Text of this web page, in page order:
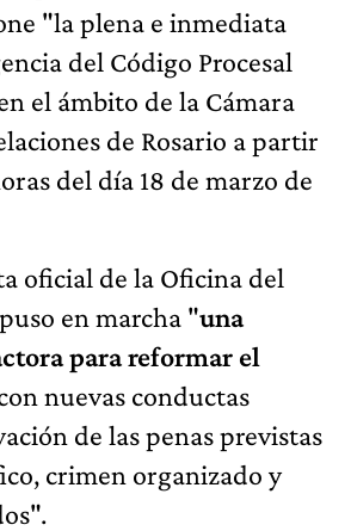
"la plena e inmediata
del Código Procesal
el ámbito de la Cámara
de Rosario a partir
del día 18 de marzo de
oficial de la Oficina del
en marcha "una
para reformar el
nuevas conductas
de las penas previstas
crimen organizado y